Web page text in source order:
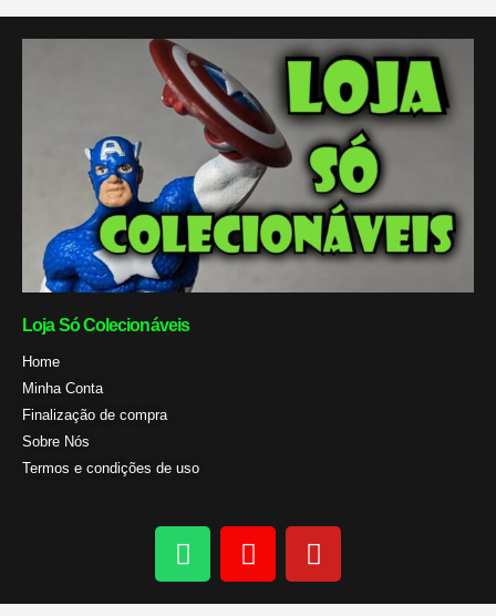
Loja Só Colecionáveis
Home
Minha Conta
Finalização de compra
Sobre Nós
Termos e condições de uso
W
h
a
I
n
s
Y
o
u